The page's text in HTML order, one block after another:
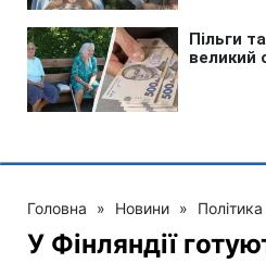
Головна » Новини » Політика
У Фінляндії